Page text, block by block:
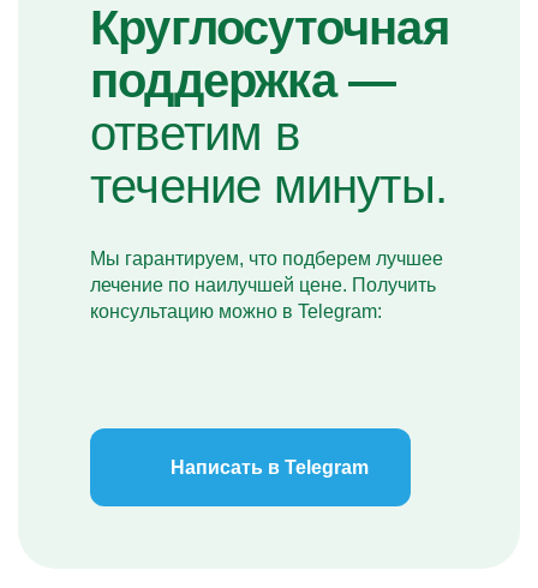
Круглосуточная
поддержка —
ответим в
течение минуты.
Мы гарантируем, что подберем лучшее
лечение по наилучшей цене. Получить
консультацию можно в Telegram:
Написать в Telegram